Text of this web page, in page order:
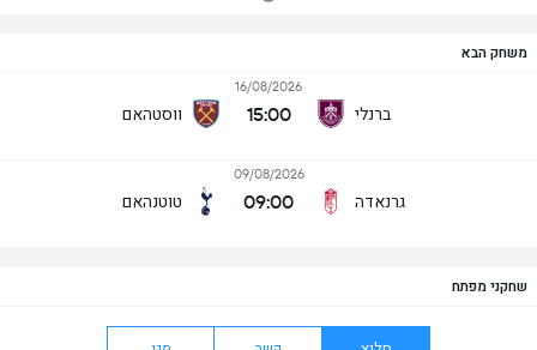
משחק הבא
ברנלי
16/08/2026
15:00 ווסטהאם
גרנאדה
09/08/2026
09:00 טוטנהאם
שחקני מפתח